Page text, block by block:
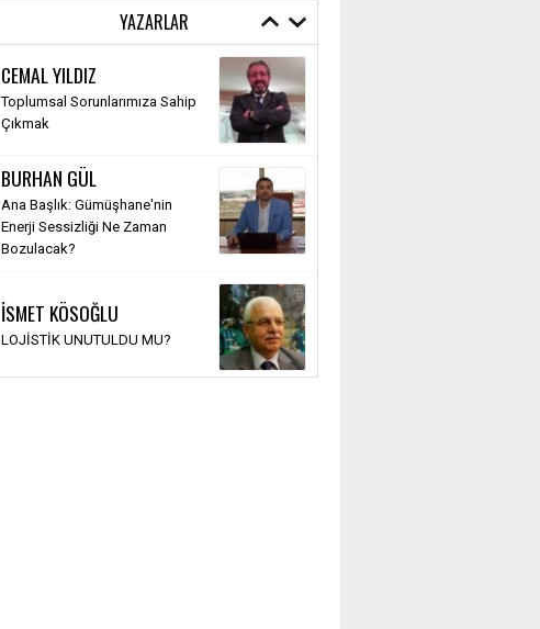
YAZARLAR
CEMAL YILDIZ
Toplumsal Sorunlarımıza Sahip
Çıkmak
BURHAN GÜL
Ana Başlık: Gümüşhane'nin
Enerji Sessizliği Ne Zaman
Bozulacak?
İSMET KÖSOĞLU
LOJİSTİK UNUTULDU MU?